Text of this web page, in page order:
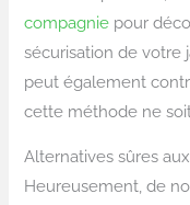
compagnie pour
sécurisation de votre
peut également
cette méthode ne
Alternatives sûres
Heureusement, de